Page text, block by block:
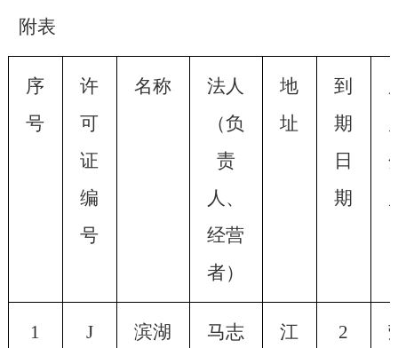
附表
序
号
许
可
证
编
号
名称
法人
（负
责
人、
经营
者）
地
址
到
期
日
期
1
J
滨湖
马志
江
2